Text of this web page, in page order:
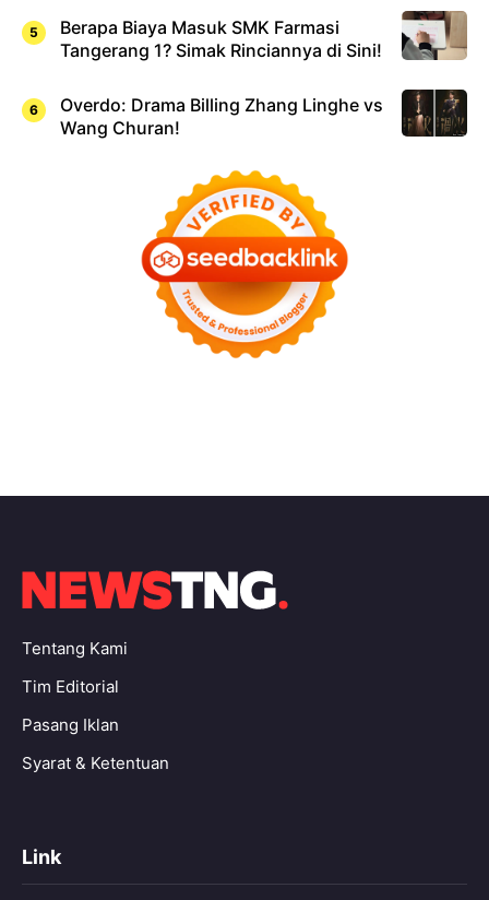
Berapa Biaya Masuk SMK Farmasi
Tangerang 1? Simak Rinciannya di Sini!
Overdo: Drama Billing Zhang Linghe vs
Wang Churan!
Tentang Kami
Tim Editorial
Pasang Iklan
Syarat & Ketentuan
Link